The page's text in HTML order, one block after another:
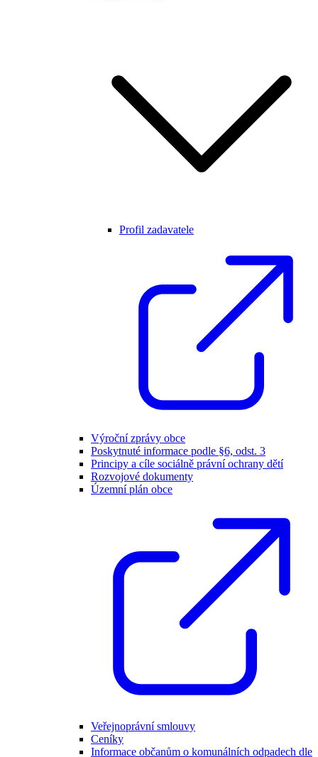
Profil zadavatele
Výroční zprávy obce
Poskytnuté informace podle §6, odst. 3
Principy a cíle sociálně právní ochrany dětí
Rozvojové dokumenty
Územní plán obce
Veřejnoprávní smlouvy
Ceníky
Informace občanům o komunálních odpadech dle